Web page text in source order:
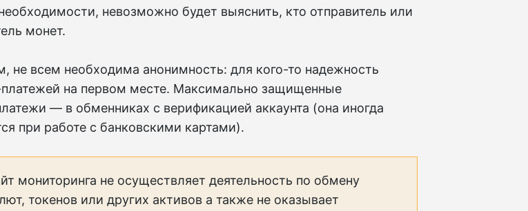
невозможно будет выяснить, кто отправитель или
монет.
не всем необходима анонимность: для кого-то надежность
на первом месте. Максимально защищенные
— в обменниках с верификацией аккаунта (она иногда
при работе с банковскими картами).
мониторинга не осуществляет деятельность по обмену
токенов или других активов а также не оказывает